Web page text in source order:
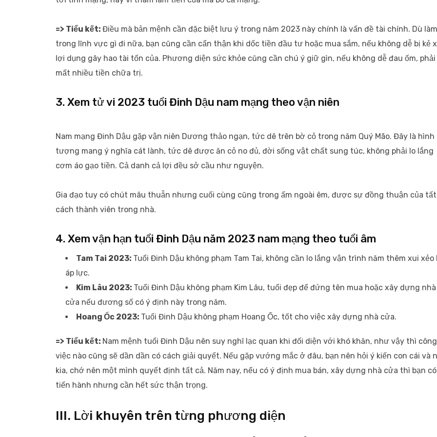
=> Tiểu kết: Điều mà bản mệnh cần đặc biệt lưu ý trong năm 2023 này chính là vấn đề tài chính. Dù làm
trong lĩnh vực gì đi nữa, bạn cũng cần cẩn thận khi dốc tiền đầu tư hoặc mua sắm, nếu không dễ bị kẻ
lợi dụng gây hao tài tốn của. Phương diện sức khỏe cũng cần chú ý giữ gìn, nếu không dễ đau ốm, phải
mất nhiều tiền chữa trị.
3. Xem tử vi 2023 tuổi Đinh Dậu nam mạng theo vận niên
Nam mạng Đinh Dậu gặp vận niên Dương thảo ngạn, tức dê trên bờ cỏ trong năm Quý Mão. Đây là hình
tượng mang ý nghĩa cát lành, tức dê được ăn cỏ no đủ, đời sống vật chất sung túc, không phải lo lắng
cơm áo gạo tiền. Cả danh cả lợi đều sở cầu như nguyện.
Gia đạo tuy có chút mâu thuẫn nhưng cuối cùng cũng trong ấm ngoài êm, được sự đồng thuận của
cách thành viên trong nhà.
4. Xem vận hạn tuổi Đinh Dậu năm 2023 nam mạng theo tuổi âm
Tam Tai 2023: Tuổi Đinh Dậu không phạm Tam Tai, không cần lo lắng vận trình năm thêm xui xẻo
áp lực.
Kim Lâu 2023: Tuổi Đinh Dậu không phạm Kim Lâu, tuổi đẹp để đứng tên mua hoặc xây dựng nhà
cửa nếu đương số có ý định này trong năm.
Hoang Ốc 2023: Tuổi Đinh Dậu không phạm Hoang Ốc, tốt cho việc xây dựng nhà cửa.
=> Tiểu kết: Nam mệnh tuổi Đinh Dậu nên suy nghĩ lạc quan khi đối diện với khó khăn, như vậy thì công
việc nào cũng sẽ dần dần có cách giải quyết. Nếu gặp vướng mắc ở đâu, bạn nên hỏi ý kiến con cái và
kia, chớ nên một mình quyết định tất cả. Năm nay, nếu có ý định mua bán, xây dựng nhà cửa thì bạn
tiến hành nhưng cần hết sức thận trọng.
III. Lời khuyên trên từng phương diện